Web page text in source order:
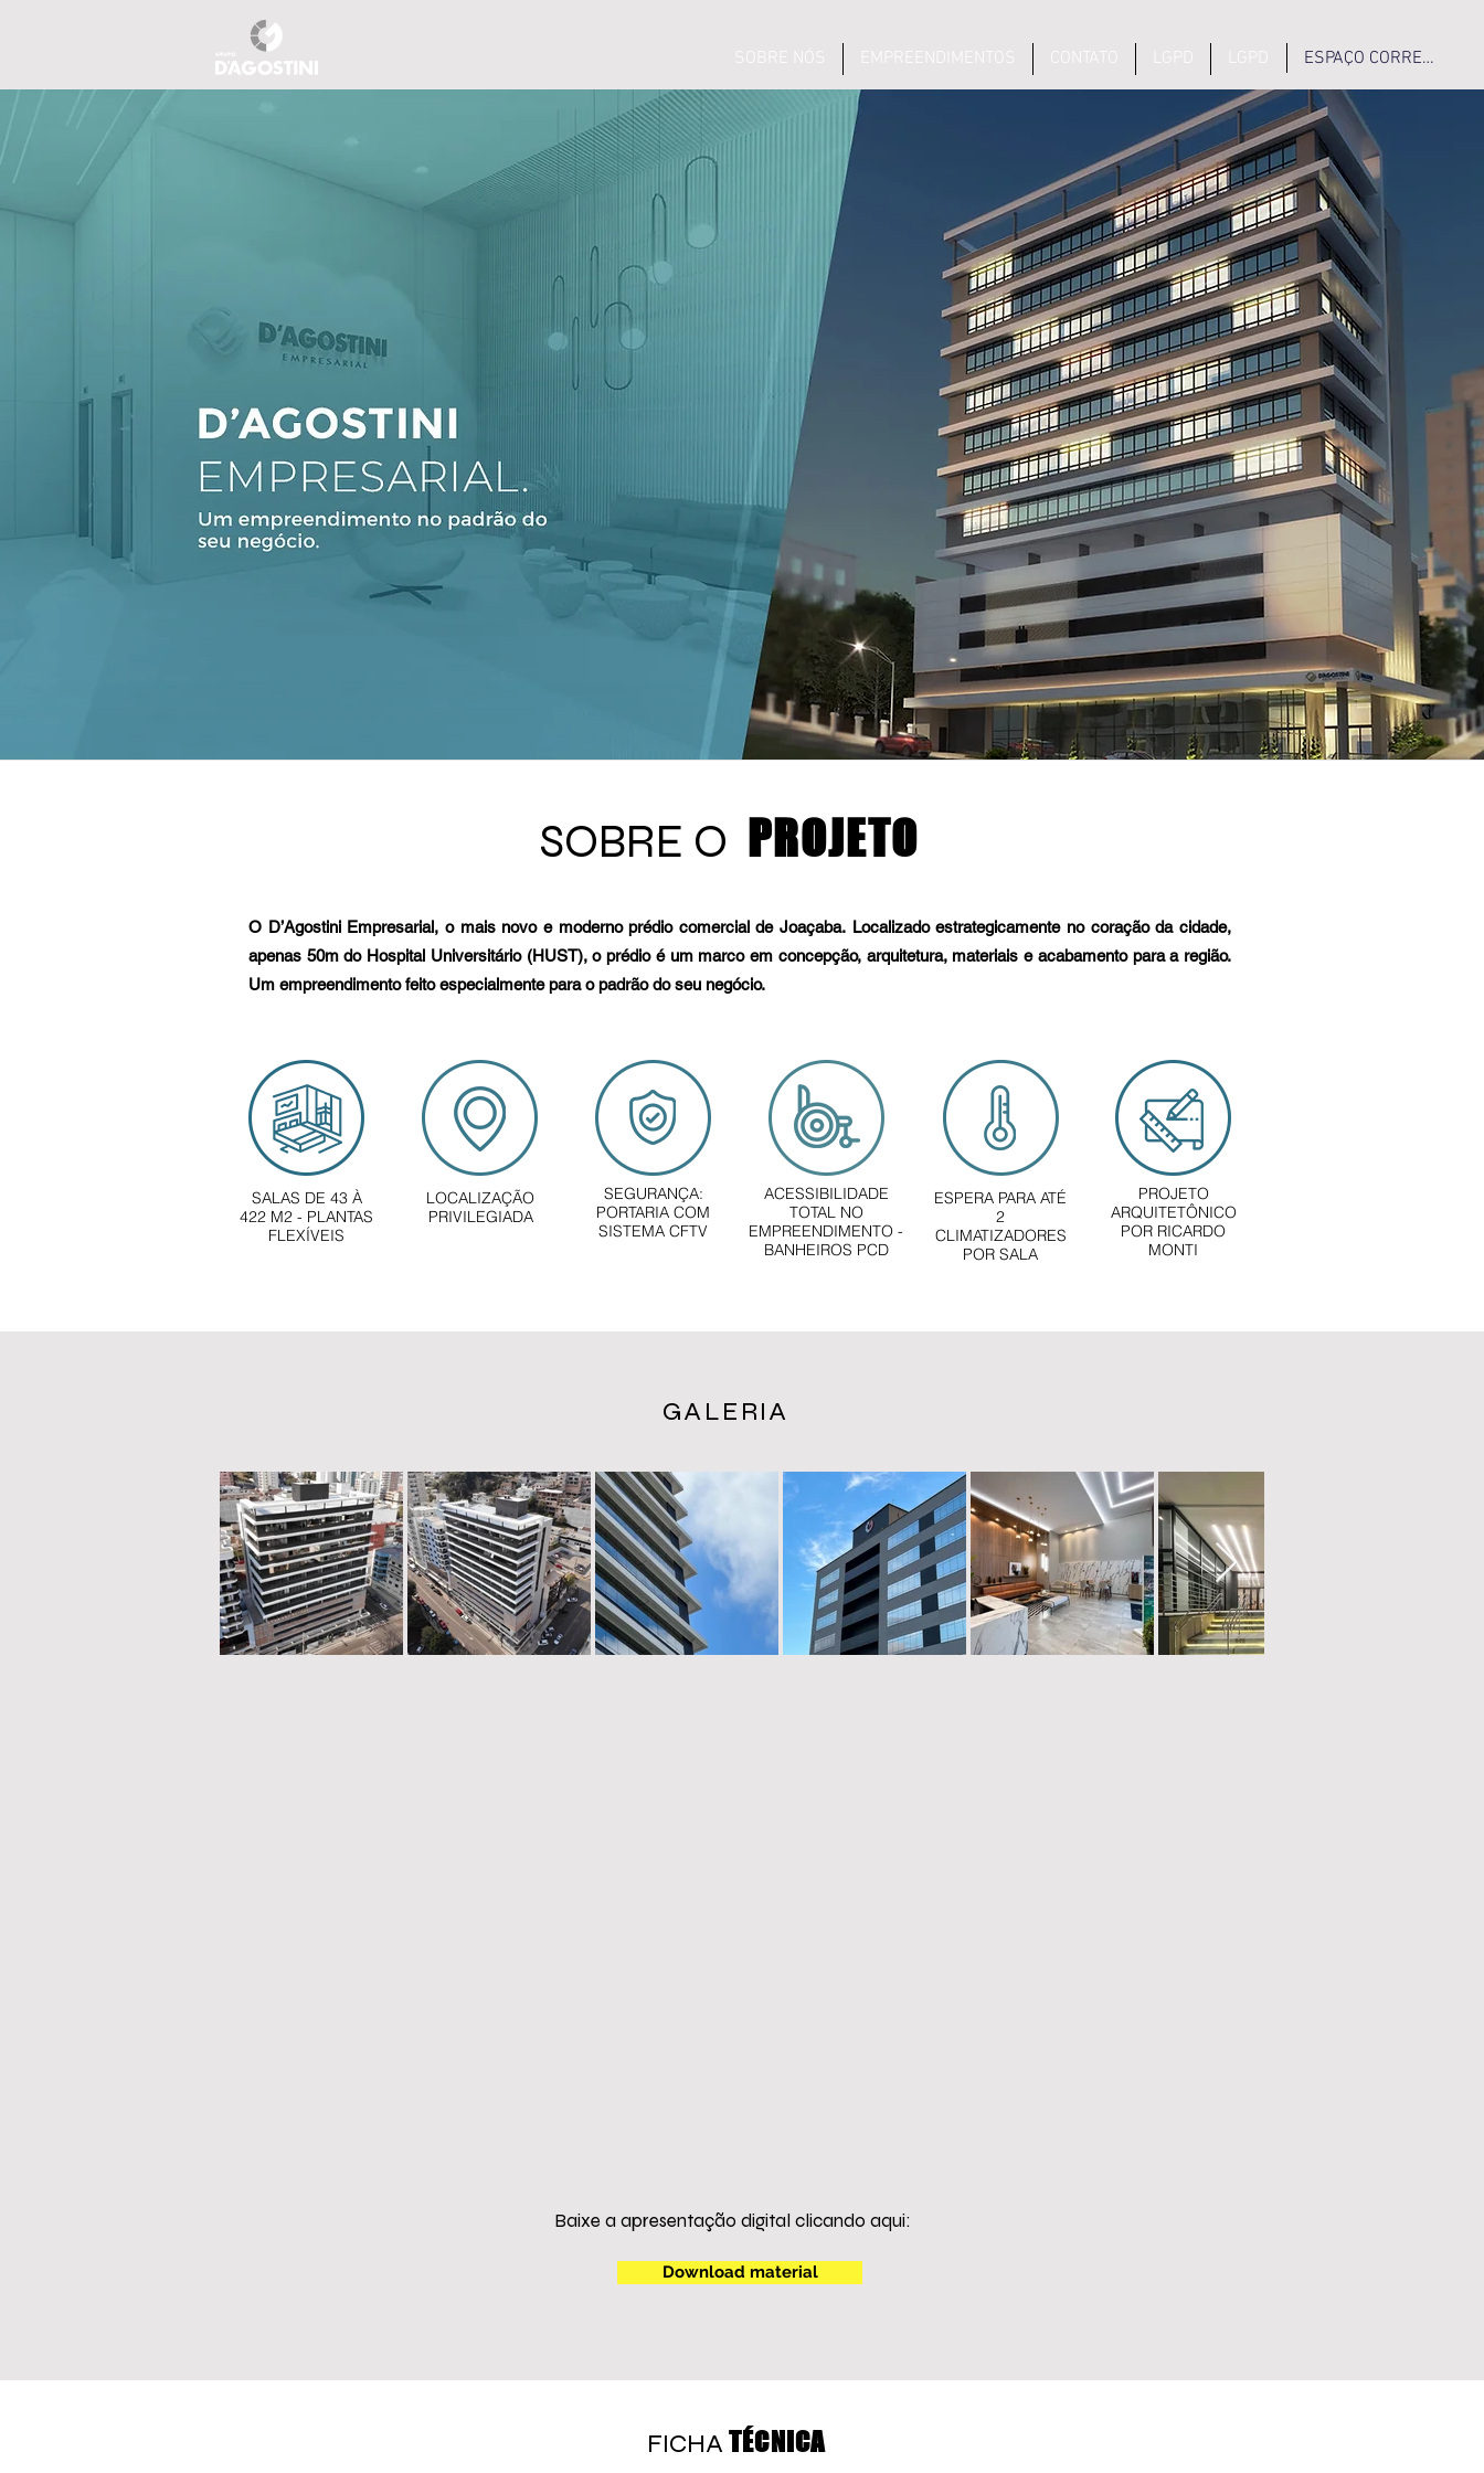
SOBRE NÓS EMPREENDIMENTOS CONTATO ESPAÇO CORRETOR
SOBRE O PROJETO
O D’Agostini Empresarial, o mais novo e moderno prédio comercial de Joaçaba. Localizado estrategicamente no coração da cidade,
apenas 50m do Hospital Universitário (HUST), o prédio é um marco em concepção, arquitetura, materiais e acabamento para a região.
Um empreendimento feito especialmente para o padrão do seu negócio.
SALAS DE 43 À
422 M2 - PLANTAS
FLEXÍVEIS
LOCALIZAÇÃO
PRIVILEGIADA
SEGURANÇA:
PORTARIA COM
SISTEMA CFTV
ACESSIBILIDADE
TOTAL NO
EMPREENDIMENTO -
BANHEIROS PCD
ESPERA PARA ATÉ
2
CLIMATIZADORES
POR SALA
PROJETO
ARQUITETÔNICO
POR RICARDO
MONTI
GALERIA
Baixe a apresentação digital clicando aqui:
Download material
FICHA TÉCNICA